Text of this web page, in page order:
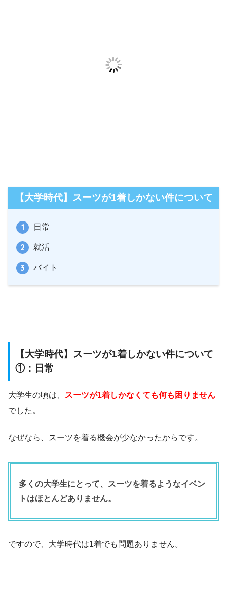
【大学時代】スーツが1着しかない件について
日常
就活
バイト
【大学時代】スーツが1着しかない件について
①：日常
大学生の頃は、
スーツが1着しかなくても何も困りません
でした。
なぜなら、スーツを着る機会が少なかったからです。
多くの大学生にとって、スーツを着るようなイベン
トはほとんどありません。
ですので、大学時代は1着でも問題ありません。